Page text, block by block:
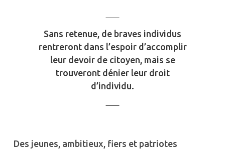
Sans retenue, de braves individus
rentreront dans l’espoir d’accomplir
leur devoir de citoyen, mais se
trouveront dénier leur droit
d’individu.
Des jeunes, ambitieux, fiers et patriotes